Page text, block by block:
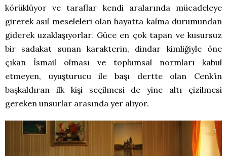
körüklüyor ve taraflar kendi aralarında mücadeleye
girerek asıl meseleleri olan hayatta kalma durumundan
giderek uzaklaşıyorlar. Güce en çok tapan ve kusursuz
bir sadakat sunan karakterin, dindar kimliğiyle öne
çıkan İsmail olması ve toplumsal normları kabul
etmeyen, uyuşturucu ile başı dertte olan Cenk’in
başkaldıran ilk kişi seçilmesi de yine altı çizilmesi
gereken unsurlar arasında yer alıyor.